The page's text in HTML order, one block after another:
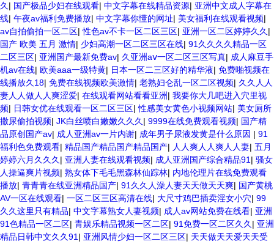
久 | 国产极品少妇在线观看| 中文字幕在线精品资源| 亚洲中文成人字幕在
线| 午夜av福利免费播放| 中文字幕你懂的网址| 美女福利在线观看视频|
av自拍偷拍一区二区|性色av不卡一区二区三区| 亚洲一区二区婷婷久久 |
国产 欧美 五月 激情| 少妇高潮一区二区三区在线| 91久久久久精品一区
二区三区| 亚洲国产最新免费av| 久亚洲aⅴ一区二区三区写真| 成人麻豆手
机av在线| 欧美aaa一级特黄| 日本一区二三区好的精华液| 免费啪视频在
线播放久18| 免费在线视频欧美激情| 老熟妇仑乱一区二区视频| 久久人人
妻人人做人人爽涩爱| 在线观看网站看看亚洲| 我要你大几吧进入穴里视
频| 日韩女优在线观看一区二区三区|性感美女黄色小视频网站| 美女厕所
撒尿偷拍视频| JK白丝喷白嫩嫩久久久 | 9999在线免费观看视频| 国产精
品原创国产av| 成人亚洲av一片内谢| 成年男子尿液发黄是什么原因 | 91
福利色免费观看| 精品国产精品国产精品国产| 人人爽人人爽人人妻| 五月
婷婷六月久久久 | 亚洲人妻在线观看视频| 成人亚洲国产综合精品91 | 骚女
人操逼爽片视频| 熟女体下毛毛黑森林仙踪林| 内地伦理片在线免费观看
播放| 青青青在线亚洲精品国产| 91久久人澡人妻天天做天天爽| 国产黄桃
AV一区在线观看| 一区二区三区高清在线| 大尺寸鸡巴插卖淫女小穴| 99
久久这里只有精品| 中文字幕熟女人妻视频| 成人av网站免费在线看| 亚洲
91色精品一区二区| 青娱乐精品视频一区二区| 91免费一区二区久久 | 亚洲
精品日韩中文久久91 | 亚洲风情少妇一区二区三区| 天天做天天爱天天受